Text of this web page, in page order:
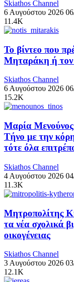
Skiathos Channel
6 Αυγούστου 2026
11.4K
Το βίντεο που
Μηταράκη ή τον
Skiathos Channel
6 Αυγούστου 2026
15.2K
Μαρία
Τήνο με την
τότε όλα
Skiathos Channel
4 Αυγούστου 2026
11.3K
Μητροπολίτης
τα νέα σχολικά
οικογένειας
Skiathos Channel
3 Αυγούστου 2026
12.1K